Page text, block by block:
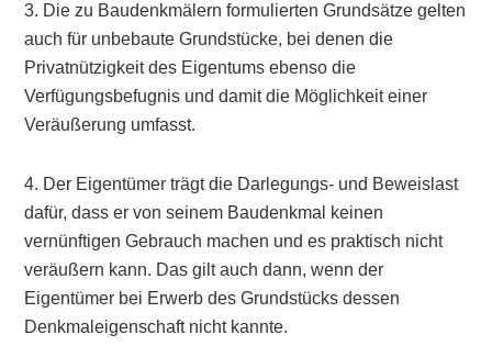
3. Die zu Baudenkmälern formulierten Grundsätze gelten
auch für unbebaute Grundstücke, bei denen die
Privatnützigkeit des Eigentums ebenso die
Verfügungsbefugnis und damit die Möglichkeit einer
Veräußerung umfasst.
4. Der Eigentümer trägt die Darlegungs- und Beweislast
dafür, dass er von seinem Baudenkmal keinen
vernünftigen Gebrauch machen und es praktisch nicht
veräußern kann. Das gilt auch dann, wenn der
Eigentümer bei Erwerb des Grundstücks dessen
Denkmaleigenschaft nicht kannte.